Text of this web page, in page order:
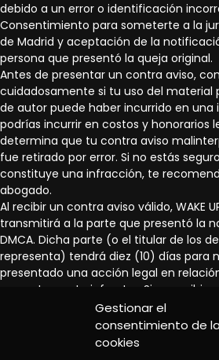
Gestionar el
consentimiento de
cookies
debido a un error o identificación
Consentimiento para someterte a la
de Madrid y aceptación de la
persona que presentó la queja original.
Antes de presentar un contra aviso,
cuidadosamente si tu uso del material
de autor puede haber incurrido en una
podrías incurrir en costos y honorarios
determina que tu contra aviso
fue retirado por error. Si no estás
constituye una infracción, te
abogado.
Al recibir un contra aviso válido, WAKE
transmitirá a la parte que presentó la
DMCA. Dicha parte (o el titular de los
representa) tendrá diez (10) días para
presentado una acción legal en
presuntamente infractor. Si no
un plazo de diez (10) días, podremos
nuestros Servicios.